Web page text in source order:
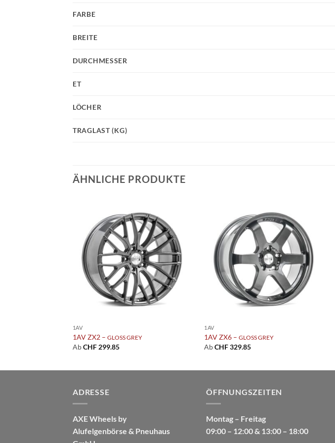
FARBE
BREITE
DURCHMESSER
ET
LÖCHER
TRAGLAST (KG)
ÄHNLICHE PRODUKTE
Add to
wishlist
1AV
1AV ZX2 – GLOSS GREY
AbCHF299.85
Add to
wishlist
1AV
1AV ZX6 –GLOSS GREY
AbCHF329.85
ADRESSE
AXE Wheels by
Alufelgenbörse & Pneuhaus
ÖFFNUNGSZEITEN
Montag – Freitag
09:00 – 12:00 & 13:00 – 18:00